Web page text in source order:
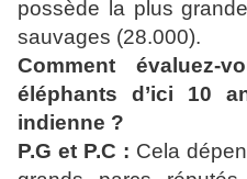
possède la plus
sauvages (28.000).
Comment évaluez-
éléphants d’ici 10
indienne ?
P.G et P.C : Cela